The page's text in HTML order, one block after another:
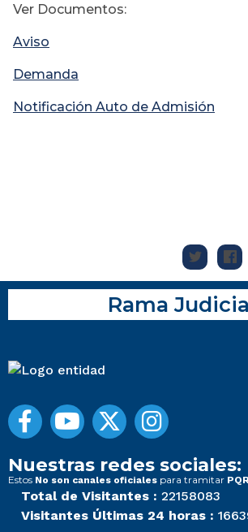
Ver Documentos:
Aviso
Demanda
Notificación Auto de Admisión
Rama
Nuestras redes sociales:
Estos No son canales oficiales para tramitar
Total de Visitantes : 22158083
Visitantes Últimas 24 horas :